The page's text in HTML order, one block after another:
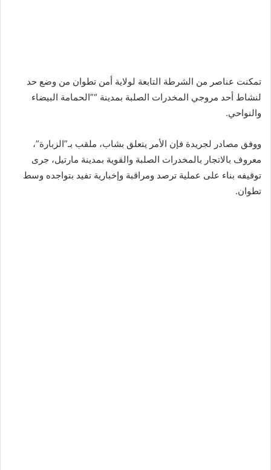
تمكنت عناصر من الشرطة التابعة لولاية أمن تطوان من وضع حد
لنشاط أحد مروجي المخدرات الصلبة بمدينة “”الحمامة البيضاء
والنواحي.
ووفق مصادر لجريدة فإن الأمر يتعلق بشاب، ملقب بـ”الزبارة”،
معروف بالاتجار بالمخدرات الصلبة والقوية بمدينة مارتيل، جرى
توقيفه بناء على عملية ترصد ومراقبة وإخبارية تفيد بتواجده وسط
تطوان.